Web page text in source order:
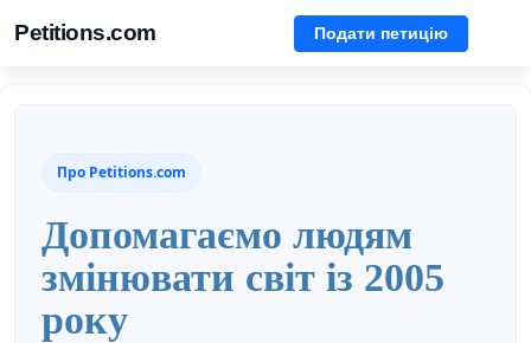
Petitions.com Подати петицію
Про Petitions.com
Допомагаємо людям
змінювати світ із 2005
року